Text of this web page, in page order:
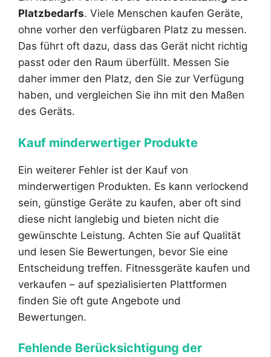
Platzbedarfs. Viele Menschen kaufen Geräte,
ohne vorher den verfügbaren Platz zu messen.
Das führt oft dazu, dass das Gerät nicht richtig
passt oder den Raum überfüllt. Messen Sie
daher immer den Platz, den Sie zur Verfügung
haben, und vergleichen Sie ihn mit den Maßen
des Geräts.
Kauf minderwertiger Produkte
Ein weiterer Fehler ist der Kauf von
minderwertigen Produkten. Es kann verlockend
sein, günstige Geräte zu kaufen, aber oft sind
diese nicht langlebig und bieten nicht die
gewünschte Leistung. Achten Sie auf Qualität
und lesen Sie Bewertungen, bevor Sie eine
Entscheidung treffen. Fitnessgeräte kaufen und
verkaufen – auf spezialisierten Plattformen
finden Sie oft gute Angebote und
Bewertungen.
Fehlende Berücksichtigung der